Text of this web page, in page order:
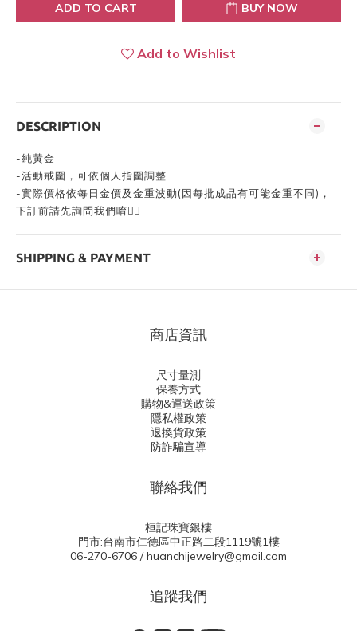
ADD TO CART BUY NOW
Add to Wishlist
DESCRIPTION
-純黃金
-活動戒圍，可依個人指圍調整
-實際價格依每日金價及金重波動(因每批成品有可能金重不同) ，
下訂前請先詢問我們唷👍🏻
SHIPPING & PAYMENT
商店資訊
尺寸量測
保養方式
購物&運送政策
隱私權政策
退換貨政策
防詐騙宣導
聯絡我們
桓記珠寶銀樓
門市:台南市仁德區中正路二段1119號1樓
06-270-6706 / huanchijewelry@gmail.com
追蹤我們